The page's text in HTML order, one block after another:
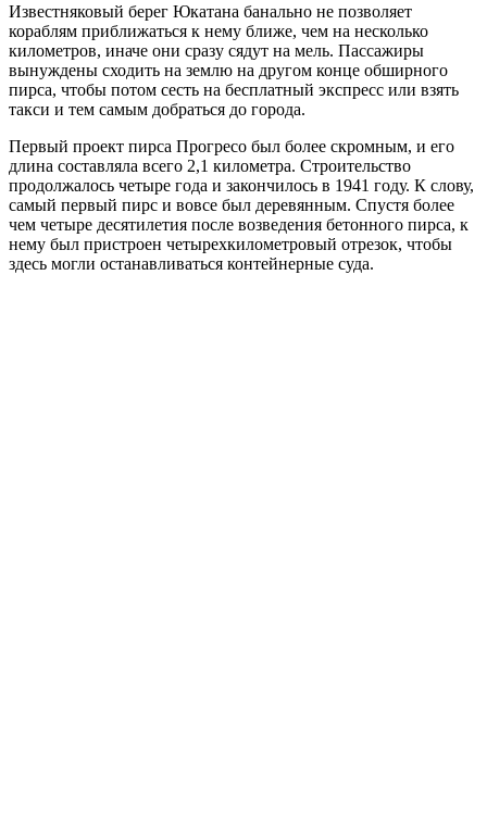
Известняковый берег Юкатана банально не позволяет
кораблям приближаться к нему ближе, чем на несколько
километров, иначе они сразу сядут на мель. Пассажиры
вынуждены сходить на землю на другом конце обширного
пирса, чтобы потом сесть на бесплатный экспресс или взять
такси и тем самым добраться до города.
Первый проект пирса Прогресо был более скромным, и его
длина составляла всего 2,1 километра. Строительство
продолжалось четыре года и закончилось в 1941 году. К слову,
самый первый пирс и вовсе был деревянным. Спустя более
чем четыре десятилетия после возведения бетонного пирса, к
нему был пристроен четырехкилометровый отрезок, чтобы
здесь могли останавливаться контейнерные суда.